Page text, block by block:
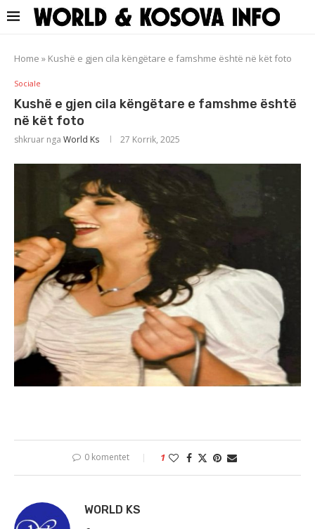
Home » Kushë e gjen cila këngëtare e famshme është në kët foto
Sociale
Kushë e gjen cila këngëtare e famshme është
në kët foto
shkruar nga World Ks 27 Korrik, 2025
0 komentet 1
WORLD KS